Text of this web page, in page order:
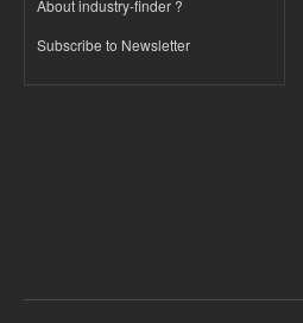
About industry-finder ?
Subscribe to Newsletter